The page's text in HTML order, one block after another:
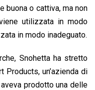
buona o cattiva, ma non
utilizzata in modo
in modo inadeguato.
Snohetta ha stretto
Products, un’azienda di
prodotto una delle